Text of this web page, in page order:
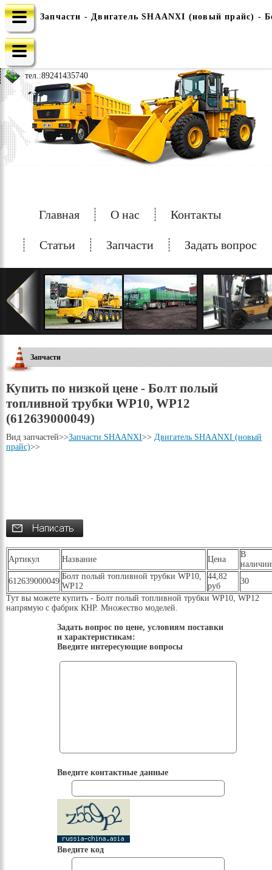
e-mail: china-spec@inbox.ru
тел.:89241435740
Главная О нас Контакты
Статьи Запчасти Задать вопрос
Запчасти
Купить по низкой цене - Болт полый
топливной трубки WP10, WP12
(612639000049)
Вид запчастей>>Запчасти SHAANXI>> Двигатель SHAANXI (новый
прайс)>>
Артикул Название Цена
В
наличии
612639000049
Болт полый топливной трубки WP10,
WP12
44,82
руб
30
Тут вы можете купить - Болт полый топливной трубки WP10, WP12
напрямую с фабрик КНР. Множество моделей.
Задать вопрос по цене, условиям поставки
и характеристикам:
Введите интересующие вопросы
Введите контактные данные
Введите код
Запчасти - Двигатель SHAANXI (новый прайс) -